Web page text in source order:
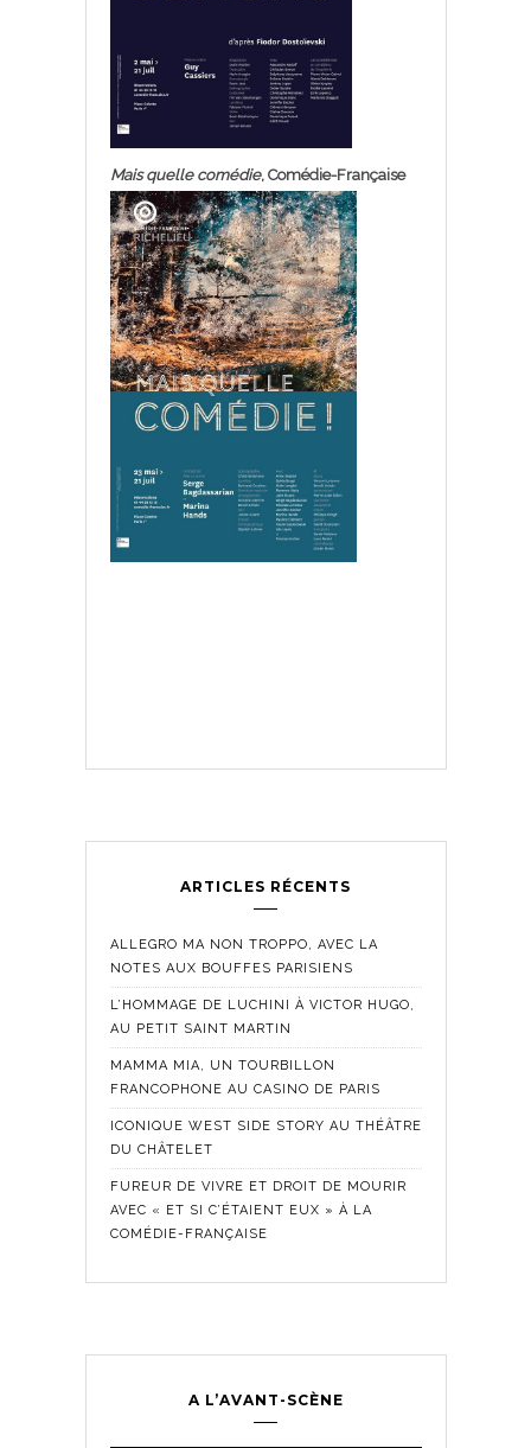
Mais quelle comédie, Comédie-Française
ARTICLES RÉCENTS
ALLEGRO MA NON TROPPO, AVEC LA
NOTES AUX BOUFFES PARISIENS
L’HOMMAGE DE LUCHINI À VICTOR HUGO,
AU PETIT SAINT MARTIN
MAMMA MIA, UN TOURBILLON
FRANCOPHONE AU CASINO DE PARIS
ICONIQUE WEST SIDE STORY AU THÉÂTRE
DU CHÂTELET
FUREUR DE VIVRE ET DROIT DE MOURIR
AVEC « ET SI C’ÉTAIENT EUX » À LA
COMÉDIE-FRANÇAISE
A L’AVANT-SCÈNE